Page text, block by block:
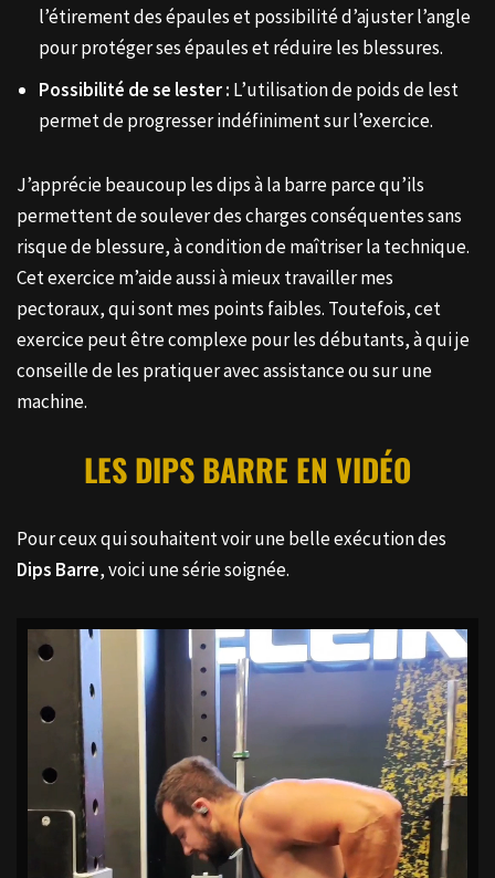
l’étirement des épaules et possibilité d’ajuster l’angle
pour protéger ses épaules et réduire les blessures.
Possibilité de se lester : L’utilisation de poids de lest
permet de progresser indéfiniment sur l’exercice.
J’apprécie beaucoup les dips à la barre parce qu’ils
permettent de soulever des charges conséquentes sans
risque de blessure, à condition de maîtriser la technique.
Cet exercice m’aide aussi à mieux travailler mes
pectoraux, qui sont mes points faibles. Toutefois, cet
exercice peut être complexe pour les débutants, à qui je
conseille de les pratiquer avec assistance ou sur une
machine.
LESDIPS BARRE EN VIDÉO
Pour ceux qui souhaitent voir une belle exécution des
Dips Barre, voici une série soignée.